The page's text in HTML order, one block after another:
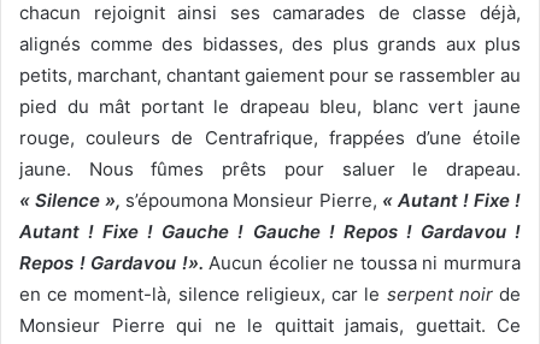
chacun rejoignit ainsi ses camarades de classe déjà,
alignés comme des bidasses, des plus grands aux plus
petits, marchant, chantant gaiement pour se rassembler au
pied du mât portant le drapeau bleu, blanc vert jaune
rouge, couleurs de Centrafrique, frappées d’une étoile
jaune. Nous fûmes prêts pour saluer le drapeau.
« Silence », s’époumona Monsieur Pierre, « Autant ! Fixe !
Autant ! Fixe ! Gauche ! Gauche ! Repos ! Gardavou !
Repos ! Gardavou !». Aucun écolier ne toussa ni murmura
en ce moment-là, silence religieux, car le serpent noirde
Monsieur Pierre qui ne le quittait jamais, guettait. Ce